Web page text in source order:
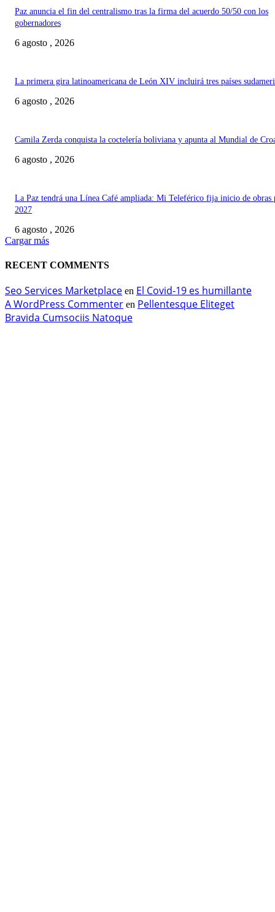
Paz anuncia el fin del centralismo tras la firma del acuerdo 50/50 con los
gobernadores
6 agosto , 2026
La primera gira latinoamericana de León XIV incluirá tres países
6 agosto , 2026
Camila Zerda conquista la coctelería boliviana y apunta al Mundial de
6 agosto , 2026
La Paz tendrá una Línea Café ampliada: Mi Teleférico fija inicio de obras
2027
6 agosto , 2026
Cargar más
RECENT COMMENTS
Seo Services Marketplace en El Covid-19 es humillante
A WordPress Commenter en Pellentesque Eliteget
Bravida Cumsociis Natoque